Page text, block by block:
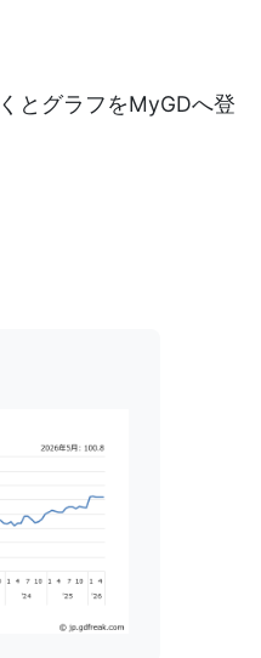
とグラフをMyGDへ登